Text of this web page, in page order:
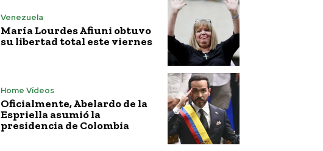
Venezuela
María Lourdes Afiuni obtuvo
su libertad total este viernes
Home Vídeos
Oficialmente, Abelardo de la
Espriella asumió la
presidencia de Colombia